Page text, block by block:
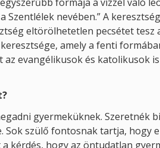
Szentlélek nevében.” A
eltörölhetetlen pecsétet
amely a fenti
evangélikusok és katolikusok
gyermeküknek. Szeretnék
Sok szülő fontosnak tartja, hogy
kérdés, hogy az öntudatlan